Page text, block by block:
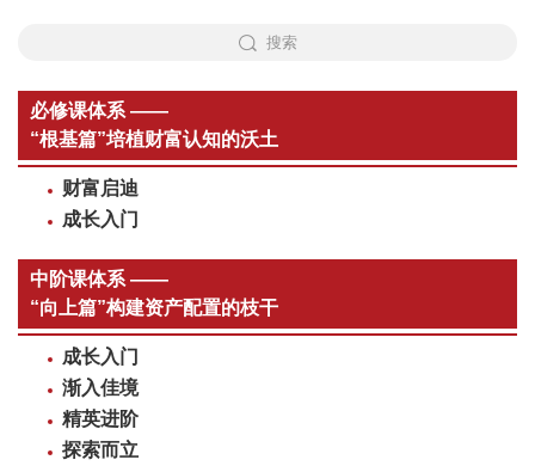
搜索
必修课体系 ——
“根基篇”培植财富认知的沃土
财富启迪
成长入门
中阶课体系 ——
“向上篇”构建资产配置的枝干
成长入门
渐入佳境
精英进阶
探索而立